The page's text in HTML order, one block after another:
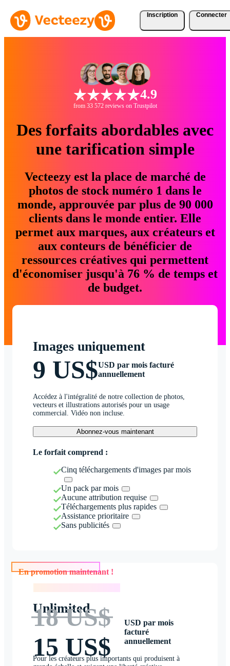
Inscription Connecter
4.9
from 33 572 reviews on Trustpilot
Des forfaits abordables avec
une tarification simple
Vecteezy est la place de marché de
photos de stock numéro 1 dans le
monde, approuvée par plus de 90 000
clients dans le monde entier. Elle
permet aux marques, aux créateurs et
aux conteurs de bénéficier de
ressources créatives qui permettent
d'économiser jusqu'à 76 % de temps et
de budget.
Images uniquement
9 US$USD par mois facturé
annuellement
Accédez à l'intégralité de notre collection de photos,
vecteurs et illustrations autorisés pour un usage
commercial. Vidéo non incluse.
Abonnez-vous maintenant
Le forfait comprend :
Cinq téléchargements d'images par mois
Un pack par mois
Aucune attribution requise
Téléchargements plus rapides
Assistance prioritaire
Sans publicités
En promotion maintenant !
Unlimited
18 US$
15 US$
USD par mois
facturé
annuellement
Pour les créateurs plus importants qui produisent à